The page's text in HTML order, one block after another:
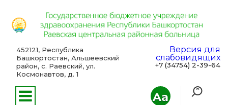
Aa
452121, Республика
Башкортостан, Альшеевский
район, с. Раевский, ул.
Космонавтов, д. 1
Версия для
слабовидящих
+7 (34754) 2-39-64